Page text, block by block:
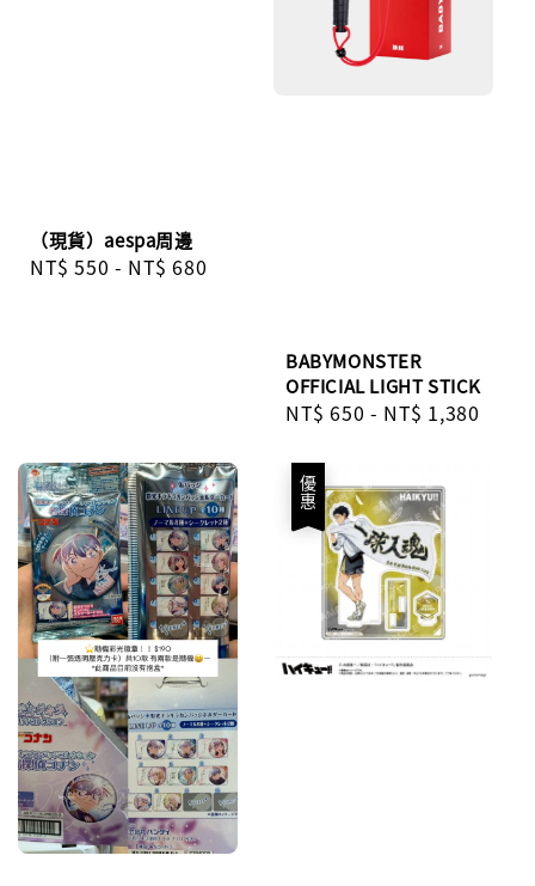
（現貨）aespa周邊
Regular
NT$ 550 - NT$ 680
BABYMONSTER
OFFICIAL LIGHT STICK
Regular
NT$ 650 - NT$ 1,380
優惠